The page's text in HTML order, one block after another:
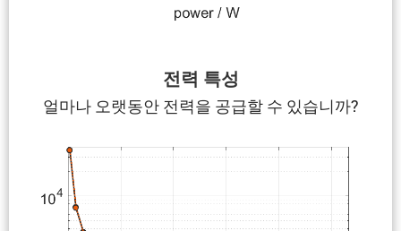
전력 특성
얼마나 오랫동안 전력을 공급할 수 있습니까?